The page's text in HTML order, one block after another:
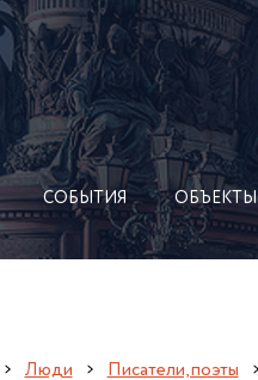
СОБЫТИЯ ОБЪЕКТЫ
Люди Писатели, поэты